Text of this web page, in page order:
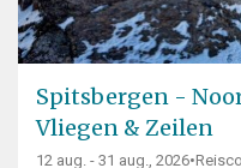
Spitsbergen -
Vliegen & Zeilen
12 aug. - 31 aug., 2026•